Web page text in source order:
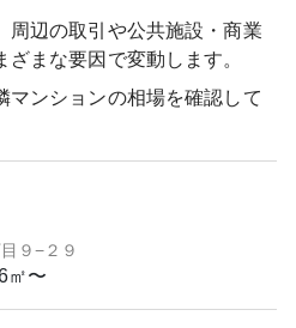
周辺の取引や公共施設・商業
まな要因で変動します。
マンションの相場を確認して
９−２９
㎡〜